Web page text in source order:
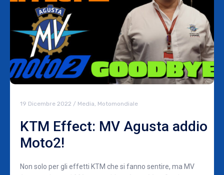
19 Dicembre 2022 / Media, Motomondiale
KTM Effect: MV Agusta addio
Moto2!
Non solo per gli effetti KTM che si fanno sentire, ma MV